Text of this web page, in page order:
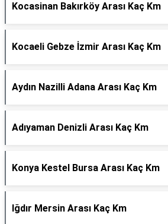
Kocasinan Bakırköy Arası Kaç Km
Kocaeli Gebze İzmir Arası Kaç Km
Aydın Nazilli Adana Arası Kaç Km
Adıyaman Denizli Arası Kaç Km
Konya Kestel Bursa Arası Kaç Km
Iğdır Mersin Arası Kaç Km